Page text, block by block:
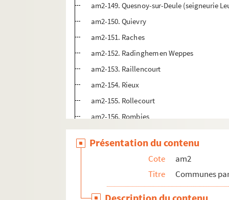
am2-149. Quesnoy-sur-Deule (seigneurie
am2-150. Quievry
am2-151. Raches
am2-152. Radinghem en Weppes
am2-153. Raillencourt
am2-154. Rieux
am2-155. Rollecourt
am2-156. Rombies
am2-157. Roost-Warendin
am2-158. Rosult
am2-161. Sainghin-en-Melantois
Présentation du contenu
Cote
am2
Titre
Communes